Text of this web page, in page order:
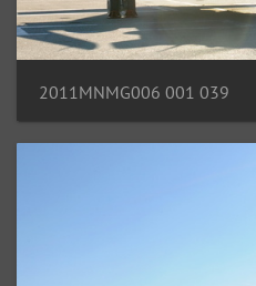
2011MNMG006 001 039